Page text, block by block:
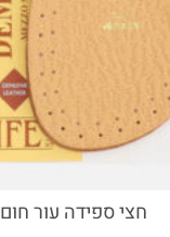
חצי ספידה עור חום